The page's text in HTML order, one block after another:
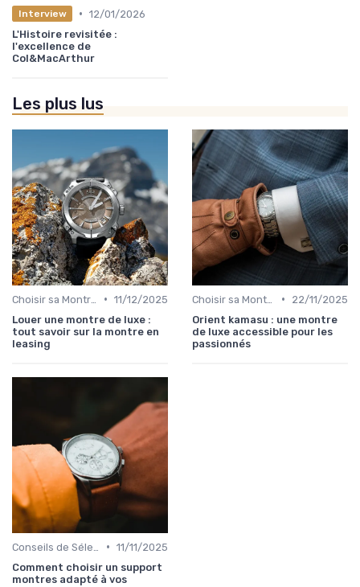
Interview • 12/01/2026
L'Histoire revisitée :
l'excellence de
Col&MacArthur
Les plus lus
• 11/12/2025
Louer une montre de luxe :
tout savoir sur la montre en
leasing
•
22/11/2025
Orient kamasu : une montre
de luxe accessible pour les
passionnés
• 11/11/2025
Comment choisir un support
montres adapté à vos